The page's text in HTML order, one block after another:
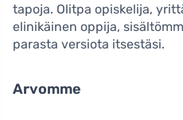
tapoja. Olitpa opiskelija,
elinikäinen oppija,
parasta versiota itsestäsi.
Arvomme